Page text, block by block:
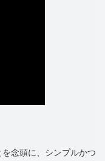
念頭に、シンプルかつ